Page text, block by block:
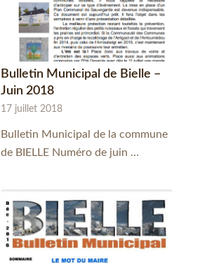
Bulletin Municipal de Bielle –
Juin 2018
17 juillet 2018
Bulletin Municipal de la commune
de BIELLE Numéro de juin …